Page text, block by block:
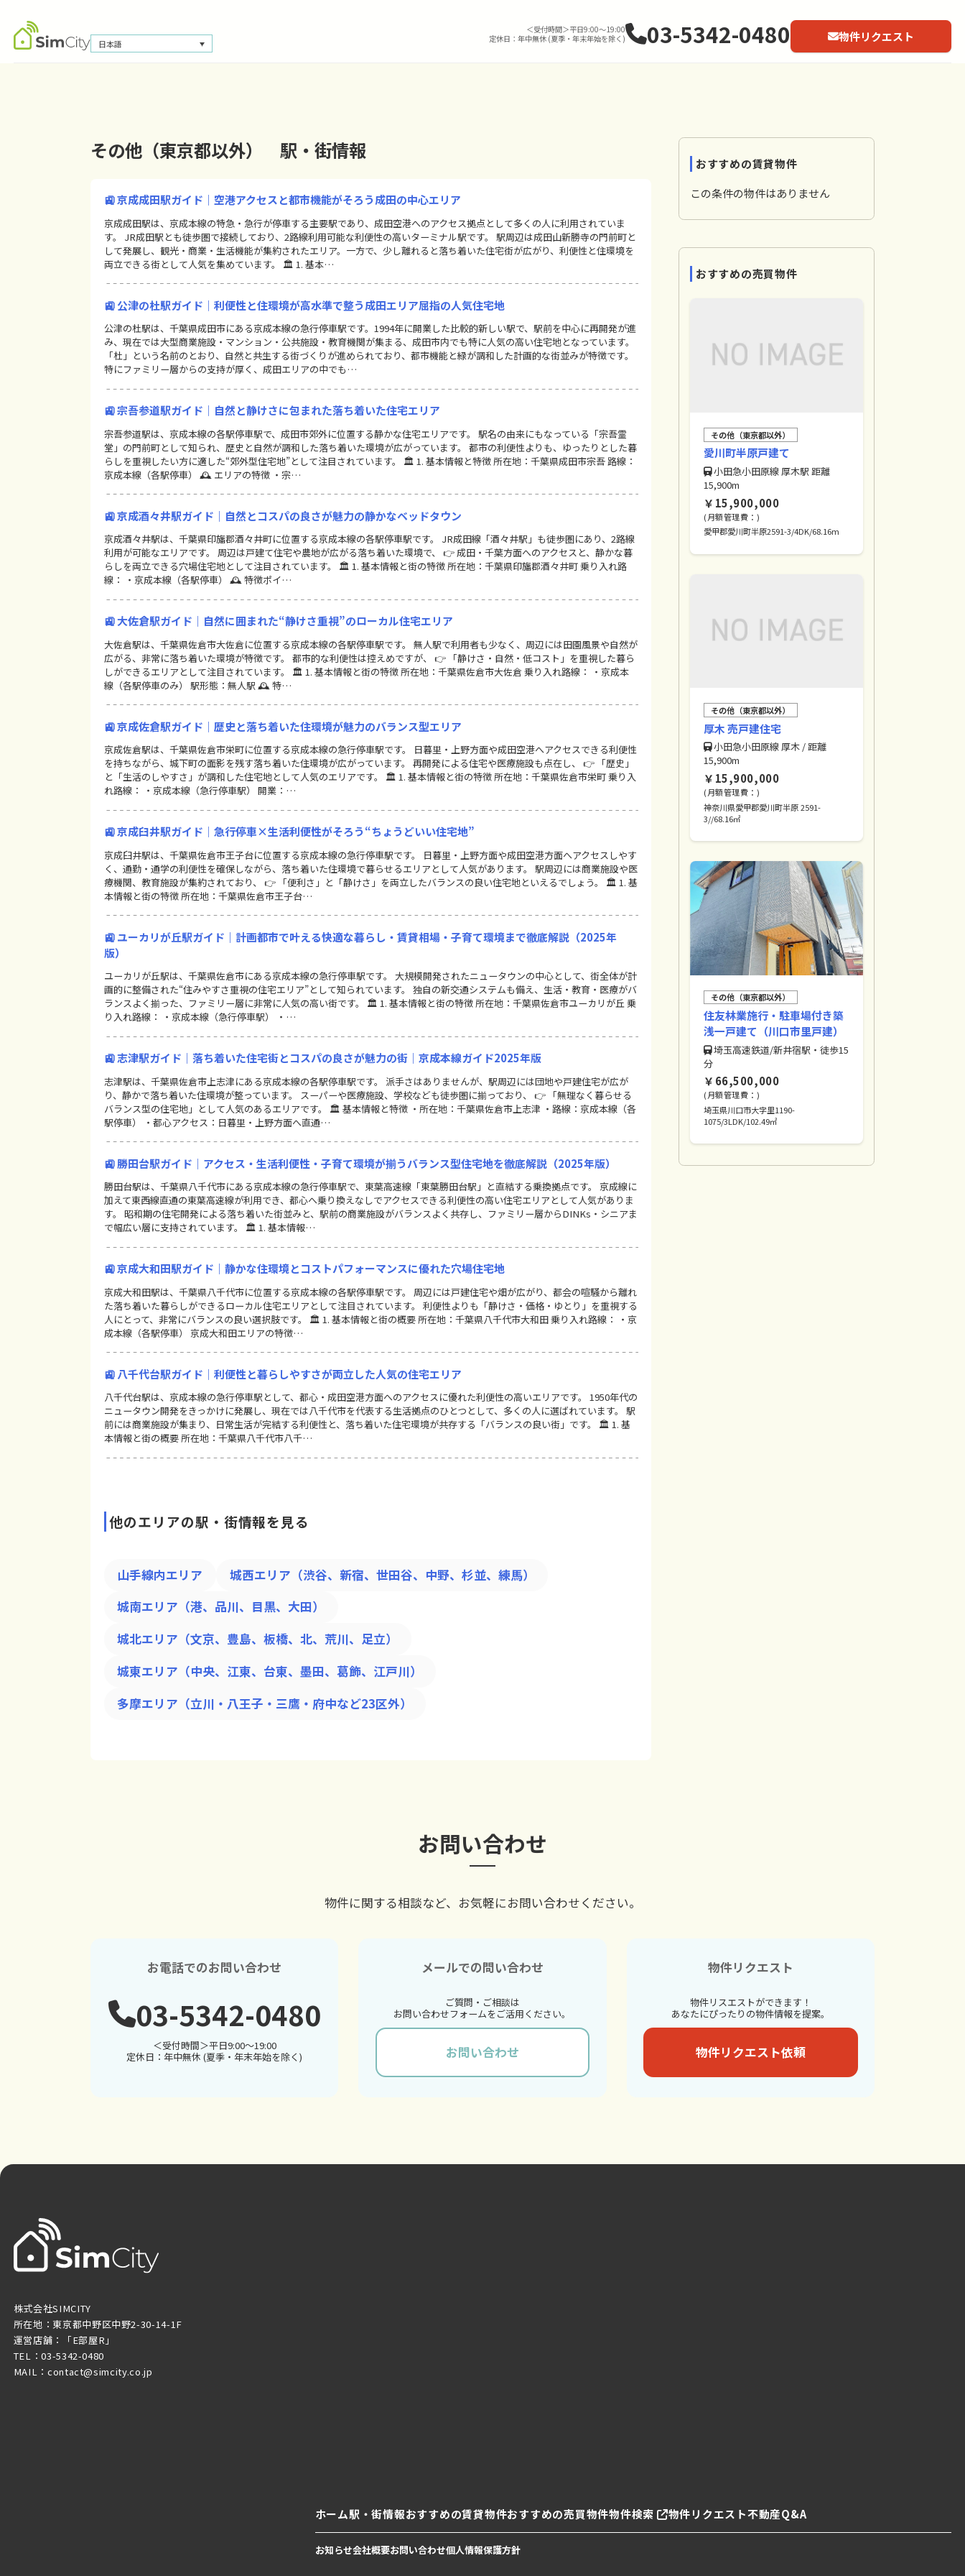
日本語
＜受付時間＞平日9:00～19:00
定休日：年中無休 (夏季・年末年始を除く)
03-5342-0480 物件リクエスト
その他（東京都以外） 駅・街情報
🚉 京成成田駅ガイド｜空港アクセスと都市機能がそろう成田の中心エリア
京成成田駅は、京成本線の特急・急行が停車する主要駅であり、成田空港へのアクセス拠点として多くの人に利用されていま
す。 JR成田駅とも徒歩圏で接続しており、2路線利用可能な利便性の高いターミナル駅です。 駅周辺は成田山新勝寺の門前町と
して発展し、観光・商業・生活機能が集約されたエリア。一方で、少し離れると落ち着いた住宅街が広がり、利便性と住環境を
両立できる街として人気を集めています。 🏛 1. 基本…
🚉 公津の杜駅ガイド｜利便性と住環境が高水準で整う成田エリア屈指の人気住宅地
公津の杜駅は、千葉県成田市にある京成本線の急行停車駅です。1994年に開業した比較的新しい駅で、駅前を中心に再開発が進
み、現在では大型商業施設・マンション・公共施設・教育機関が集まる、成田市内でも特に人気の高い住宅地となっています。
「杜」という名前のとおり、自然と共生する街づくりが進められており、都市機能と緑が調和した計画的な街並みが特徴です。
特にファミリー層からの支持が厚く、成田エリアの中でも…
🚉 宗吾参道駅ガイド｜自然と静けさに包まれた落ち着いた住宅エリア
宗吾参道駅は、京成本線の各駅停車駅で、成田市郊外に位置する静かな住宅エリアです。 駅名の由来にもなっている「宗吾霊
堂」の門前町として知られ、歴史と自然が調和した落ち着いた環境が広がっています。 都市の利便性よりも、ゆったりとした暮
らしを重視したい方に適した“郊外型住宅地”として注目されています。 🏛 1. 基本情報と特徴 所在地：千葉県成田市宗吾 路線：
京成本線（各駅停車） 🕰 エリアの特徴 ・宗…
🚉 京成酒々井駅ガイド｜自然とコスパの良さが魅力の静かなベッドタウン
京成酒々井駅は、千葉県印旛郡酒々井町に位置する京成本線の各駅停車駅です。 JR成田線「酒々井駅」も徒歩圏にあり、2路線
利用が可能なエリアです。 周辺は戸建て住宅や農地が広がる落ち着いた環境で、 👉 成田・千葉方面へのアクセスと、静かな暮
らしを両立できる穴場住宅地として注目されています。 🏛 1. 基本情報と街の特徴 所在地：千葉県印旛郡酒々井町 乗り入れ路
線： ・京成本線（各駅停車） 🕰 特徴ポイ…
🚉 大佐倉駅ガイド｜自然に囲まれた“静けさ重視”のローカル住宅エリア
大佐倉駅は、千葉県佐倉市大佐倉に位置する京成本線の各駅停車駅です。 無人駅で利用者も少なく、周辺には田園風景や自然が
広がる、非常に落ち着いた環境が特徴です。 都市的な利便性は控えめですが、 👉 「静けさ・自然・低コスト」を重視した暮ら
しができるエリアとして注目されています。 🏛 1. 基本情報と街の特徴 所在地：千葉県佐倉市大佐倉 乗り入れ路線： ・京成本
線（各駅停車のみ） 駅形態：無人駅 🕰 特…
🚉 京成佐倉駅ガイド｜歴史と落ち着いた住環境が魅力のバランス型エリア
京成佐倉駅は、千葉県佐倉市栄町に位置する京成本線の急行停車駅です。 日暮里・上野方面や成田空港へアクセスできる利便性
を持ちながら、城下町の面影を残す落ち着いた住環境が広がっています。 再開発による住宅や医療施設も点在し、 👉 「歴史」
と「生活のしやすさ」が調和した住宅地として人気のエリアです。 🏛 1. 基本情報と街の特徴 所在地：千葉県佐倉市栄町 乗り入
れ路線： ・京成本線（急行停車駅） 開業：…
🚉 京成臼井駅ガイド｜急行停車×生活利便性がそろう“ちょうどいい住宅地”
京成臼井駅は、千葉県佐倉市王子台に位置する京成本線の急行停車駅です。 日暮里・上野方面や成田空港方面へアクセスしやす
く、通勤・通学の利便性を確保しながら、落ち着いた住環境で暮らせるエリアとして人気があります。 駅周辺には商業施設や医
療機関、教育施設が集約されており、 👉 「便利さ」と「静けさ」を両立したバランスの良い住宅地といえるでしょう。 🏛 1. 基
本情報と街の特徴 所在地：千葉県佐倉市王子台…
🚉 ユーカリが丘駅ガイド｜計画都市で叶える快適な暮らし・賃貸相場・子育て環境まで徹底解説（2025年
版）
ユーカリが丘駅は、千葉県佐倉市にある京成本線の急行停車駅です。 大規模開発されたニュータウンの中心として、街全体が計
画的に整備された“住みやすさ重視の住宅エリア”として知られています。 独自の新交通システムも備え、生活・教育・医療がバ
ランスよく揃った、ファミリー層に非常に人気の高い街です。 🏛 1. 基本情報と街の特徴 所在地：千葉県佐倉市ユーカリが丘 乗
り入れ路線： ・京成本線（急行停車駅） ・…
🚉 志津駅ガイド｜落ち着いた住宅街とコスパの良さが魅力の街｜京成本線ガイド2025年版
志津駅は、千葉県佐倉市上志津にある京成本線の各駅停車駅です。 派手さはありませんが、駅周辺には団地や戸建住宅が広が
り、静かで落ち着いた住環境が整っています。 スーパーや医療施設、学校なども徒歩圏に揃っており、 👉 「無理なく暮らせる
バランス型の住宅地」として人気のあるエリアです。 🏛 基本情報と特徴 ・所在地：千葉県佐倉市上志津 ・路線：京成本線（各
駅停車） ・都心アクセス：日暮里・上野方面へ直通…
🚉 勝田台駅ガイド｜アクセス・生活利便性・子育て環境が揃うバランス型住宅地を徹底解説（2025年版）
勝田台駅は、千葉県八千代市にある京成本線の急行停車駅で、東葉高速線「東葉勝田台駅」と直結する乗換拠点です。 京成線に
加えて東西線直通の東葉高速線が利用でき、都心へ乗り換えなしでアクセスできる利便性の高い住宅エリアとして人気がありま
す。 昭和期の住宅開発による落ち着いた街並みと、駅前の商業施設がバランスよく共存し、ファミリー層からDINKs・シニアま
で幅広い層に支持されています。 🏛 1. 基本情報…
🚉 京成大和田駅ガイド｜静かな住環境とコストパフォーマンスに優れた穴場住宅地
京成大和田駅は、千葉県八千代市に位置する京成本線の各駅停車駅です。 周辺には戸建住宅や畑が広がり、都会の喧騒から離れ
た落ち着いた暮らしができるローカル住宅エリアとして注目されています。 利便性よりも「静けさ・価格・ゆとり」を重視する
人にとって、非常にバランスの良い選択肢です。 🏛 1. 基本情報と街の概要 所在地：千葉県八千代市大和田 乗り入れ路線： ・京
成本線（各駅停車） 京成大和田エリアの特徴…
🚉 八千代台駅ガイド｜利便性と暮らしやすさが両立した人気の住宅エリア
八千代台駅は、京成本線の急行停車駅として、都心・成田空港方面へのアクセスに優れた利便性の高いエリアです。 1950年代の
ニュータウン開発をきっかけに発展し、現在では八千代市を代表する生活拠点のひとつとして、多くの人に選ばれています。 駅
前には商業施設が集まり、日常生活が完結する利便性と、落ち着いた住宅環境が共存する「バランスの良い街」です。 🏛 1. 基
本情報と街の概要 所在地：千葉県八千代市八千…
他のエリアの駅・街情報を見る
山手線内エリア
城西エリア（渋谷、新宿、世田谷、中野、杉並、練馬）
城南エリア（港、品川、目黒、大田）
城北エリア（文京、豊島、板橋、北、荒川、足立）
城東エリア（中央、江東、台東、墨田、葛飾、江戸川）
多摩エリア（立川・八王子・三鷹・府中など23区外）
おすすめの賃貸物件
この条件の物件はありません
おすすめの売買物件
その他（東京都以外）
愛川町半原戸建て
小田急小田原線 厚木駅 距離
15,900m
￥15,900,000
(月額管理費：)
愛甲郡愛川町半原2591-3/4DK/68.16m
その他（東京都以外）
厚⽊ 売⼾建住宅
⼩⽥急⼩⽥原線 厚⽊ / 距離
15,900m
￥15,900,000
(月額管理費：)
神奈川県愛甲郡愛川町半原 2591-
3//68.16㎡
その他（東京都以外）
住友林業施行・駐車場付き築
浅一戸建て（川口市里戸建）
埼玉高速鉄道/新井宿駅・徒歩15
分
￥66,500,000
(月額管理費：)
埼玉県川口市大字里1190-
1075/3LDK/102.49㎡
お問い合わせ
物件に関する相談など、 お気軽にお問い合わせください。
お電話でのお問い合わせ
03-5342-0480
＜受付時間＞平日9:00～19:00
定休日：年中無休 (夏季・年末年始を除く)
メールでの問い合わせ
ご質問・ご相談は
お問い合わせフォームをご活用ください。
お問い合わせ
物件リクエスト
物件リスエストができます！
あなたにぴったりの物件情報を提案。
物件リクエスト依頼
株式会社SIMCITY
所在地：東京都中野区中野2-30-14-1F
運営店舗：「E部屋R」
TEL：03-5342-0480
MAIL：contact@simcity.co.jp
ホーム駅・街情報おすすめの賃貸物件おすすめの売買物件物件検索 物件リクエスト不動産Q&A
お知らせ会社概要お問い合わせ個人情報保護方針